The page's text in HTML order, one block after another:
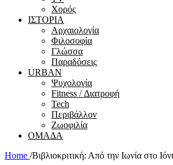
Χορός
ΙΣΤΟΡΙΑ
Αρχαιολογία
Φιλοσοφία
Γλώσσα
Παραδόσεις
URBAN
Ψυχολογία
Fitness / Διατροφή
Tech
Περιβάλλον
Ζωοφιλία
ΟΜΑΔΑ
Home /Βιβλιοκριτική: Από την Ιωνία στο